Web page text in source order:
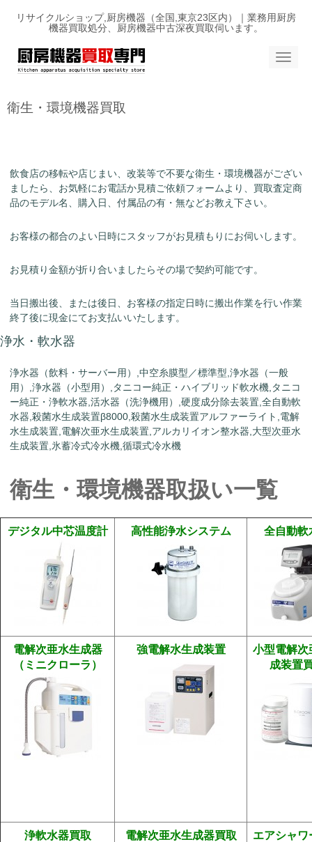
リサイクルショップ,厨房機器（全国,東京23区内）｜業務用厨房
機器買取処分、厨房機器中古深夜買取伺います。
N
衛生・環境機器買取
飲食店の移転や店じまい、改装等で不要な衛生・環境機器がござい
ましたら、お気軽にお電話か見積ご依頼フォームより、買取査定商
品のモデル名、購入日、付属品の有・無などお教え下さい。
お客様の都合のよい日時にスタッフがお見積もりにお伺いします。
お見積り金額が折り合いましたらその場で契約可能です。
当日搬出後、または後日、お客様の指定日時に搬出作業を行い作業
終了後に現金にてお支払いいたします。
浄水・軟水器
浄水器（飲料・サーバー用）,中空糸膜型／標準型,浄水器（一般
用）,浄水器（小型用）,タニコー純正・ハイブリッド軟水機,タニコ
ー純正・浄軟水器,活水器（洗浄機用）,硬度成分除去装置,全自動軟
水器,殺菌水生成装置β8000,殺菌水生成装置アルファーライト,電解
水生成装置,電解次亜水生成装置,アルカリイオン整水器,大型次亜水
生成装置,氷蓄冷式冷水機,循環式冷水機
衛生・環境機器取扱い一覧
デジタル中芯温度計 高性能浄水システム 全自動軟
電解次亜水生成器
（ミニクローラ）
強電解水生成装置
小型電解次
成装置
浄軟水器買取 電解次亜水生成器買取 エアシャワ